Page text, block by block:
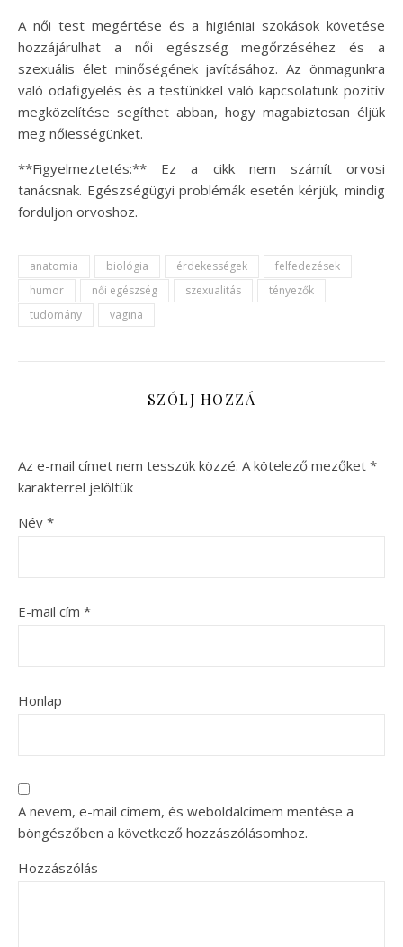
A női test megértése és a higiéniai szokások követése
hozzájárulhat a női egészség megőrzéséhez és a
szexuális élet minőségének javításához. Az önmagunkra
való odafigyelés és a testünkkel való kapcsolatunk pozitív
megközelítése segíthet abban, hogy magabiztosan éljük
meg nőiességünket.
**Figyelmeztetés:** Ez a cikk nem számít orvosi
tanácsnak. Egészségügyi problémák esetén kérjük, mindig
forduljon orvoshoz.
anatomia biológia érdekességek
felfedezések
humor
női egészség szexualitás
tényezők
tudomány
vagina
SZÓLJ HOZZÁ
Az e-mail címet nem tesszük közzé. A kötelező mezőket *
karakterrel jelöltük
Név *
E-mail cím *
Honlap
A nevem, e-mail címem, és weboldalcímem mentése a
böngészőben a következő hozzászólásomhoz.
Hozzászólás